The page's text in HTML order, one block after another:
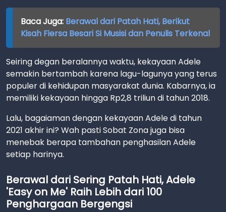
Baca Juga: Berawal dari Patah Hati, Berikut
Kisah Fiersa Besari Si Musisi dan Penulis Terkenal
Seiring degan beralannya waktu, kekayaan Adele
semakin bertambah karena lagu-lagunya yang terus
populer di kehidupan masyarakat dunia. Kabarnya, ia
memiliki kekayaan hingga Rp2,8 triliun di tahun 2018.
Lalu, bagaiaman dengan kekayaan Adele di tahun
2021 akhir ini? Wah pasti Sobat Zona juga bisa
menebak berapa tambahan penghasilan Adele
setiap harinya.
Berawal dari Sering Patah Hati, Adele
'Easy on Me' Raih Lebih dari 100
Penghargaan Bergengsi